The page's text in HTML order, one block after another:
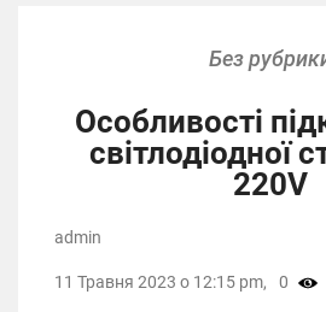
Без
Особливості
світлодіодної
220V
admin
11 Травня 2023 о 12:15 pm, 0